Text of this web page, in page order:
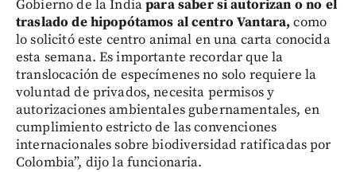
Gobierno de la Indiapara saber si autorizan o no el
traslado de hipopótamos al centro Vantara, como
lo solicitó este centro animal en una carta conocida
esta semana. Es importante recordar que la
translocación de especímenes no solo requiere la
voluntad de privados, necesita permisos y
autorizaciones ambientales gubernamentales, en
cumplimiento estricto de las convenciones
internacionales sobre biodiversidad ratificadas por
Colombia”, dijo la funcionaria.